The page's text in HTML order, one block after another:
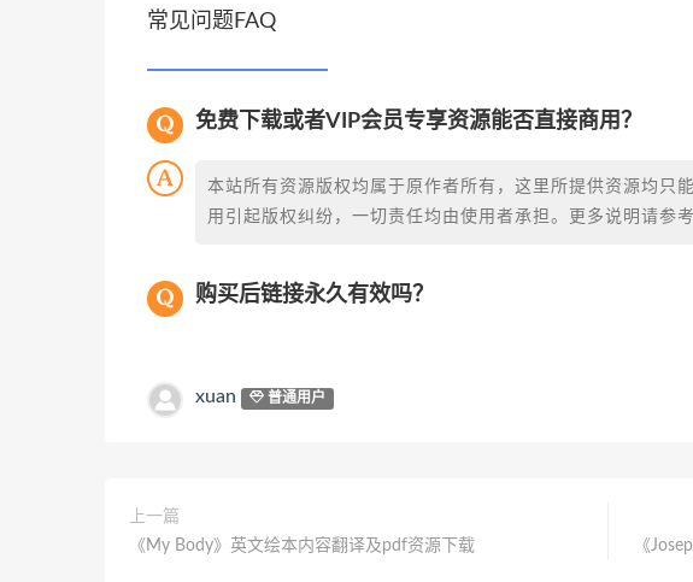
常见问题FAQ
免费下载或者VIP会员专享资源能否直接商用？
本站所有资源版权均属于原作者所有，这里所提供资源均只
用引起版权纠纷，一切责任均由使用者承担。更多说明请参
购买后链接永久有效吗？
xuan 普通用户
上一篇
《My Body》英文绘本内容翻译及pdf资源下载
《